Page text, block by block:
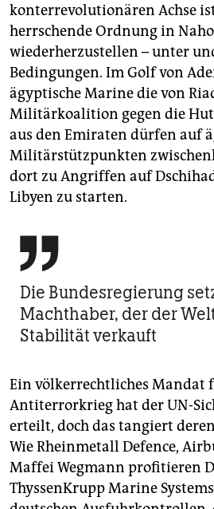
konterrevolutionären Achse ist
herrschende Ordnung in
wiederherzustellen – unter
Bedingungen. Im Golf von
ägyptische Marine die von
Militärkoalition gegen die
aus den Emiraten dürfen auf
Militärstützpunkten
dort zu Angriffen auf
Libyen zu starten.

Die Bundesregierung
Machthaber, der der
Stabilität verkauft
Ein völkerrechtliches Mandat
Antiterrorkrieg hat der UN-
erteilt, doch das tangiert
Wie Rheinmetall Defence,
Maffei Wegmann profitieren
ThyssenKrupp Marine